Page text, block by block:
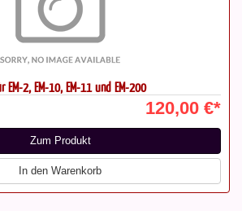
2, EM-10, EM-11 und EM-200
120,00 €*
Zum Produkt
In den Warenkorb